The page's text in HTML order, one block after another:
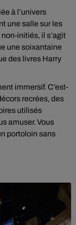
à l’univers
une salle sur les
initiés, il s’agit
une soixantaine
des livres Harry
immersif. C’est-
recrées, des
utilisés
amuser. Vous
portoloin sans